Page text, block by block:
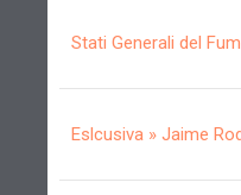
Stati Generali del
Eslcusiva » Jaime